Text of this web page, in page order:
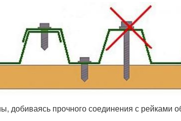
добиваясь прочного соединения с рейками